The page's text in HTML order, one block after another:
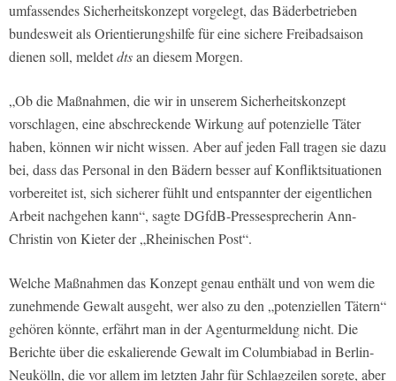
umfassendes Sicherheitskonzept vorgelegt, das Bäderbetrieben
bundesweit als Orientierungshilfe für eine sichere Freibadsaison
dienen soll, meldetdtsan diesem Morgen.
„Ob die Maßnahmen, die wir in unserem Sicherheitskonzept
vorschlagen, eine abschreckende Wirkung auf potenzielle Täter
haben, können wir nicht wissen. Aber auf jeden Fall tragen sie dazu
bei, dass das Personal in den Bädern besser auf Konfliktsituationen
vorbereitet ist, sich sicherer fühlt und entspannter der eigentlichen
Arbeit nachgehen kann“, sagte DGfdB-Pressesprecherin Ann-
Christin von Kieter der „Rheinischen Post“.
Welche Maßnahmen das Konzept genau enthält und von wem die
zunehmende Gewalt ausgeht, wer also zu den „potenziellen Tätern“
gehören könnte, erfährt man in der Agenturmeldung nicht. Die
Berichte über die eskalierende Gewalt im Columbiabad in Berlin-
Neukölln, die vor allem im letzten Jahr für Schlagzeilen sorgte, aber